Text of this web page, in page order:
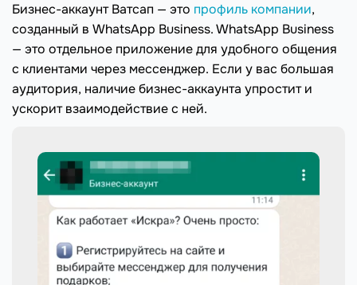
Бизнес-аккаунт Ватсап — это профиль компании,
созданный в WhatsApp Business. WhatsApp Business
— это отдельное приложение для удобного общения
с клиентами через мессенджер. Если у вас большая
аудитория, наличие бизнес-аккаунта упростит и
ускорит взаимодействие с ней.